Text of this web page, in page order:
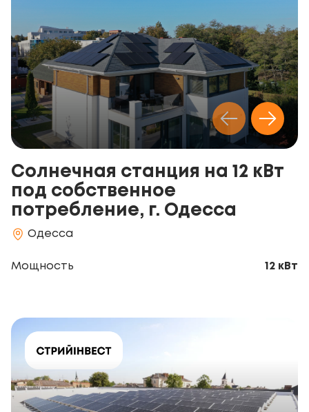
Солнечная станция на 12 кВт
под собственное
потребление, г. Одесса
Одесса
Мощность 12 кВт